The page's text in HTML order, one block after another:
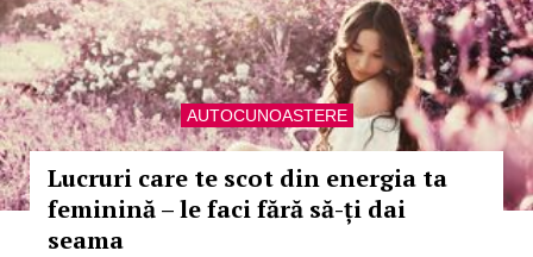
AUTOCUNOASTERE
Lucruri care te scot din energia ta
feminină – le faci fără să-ți dai
seama